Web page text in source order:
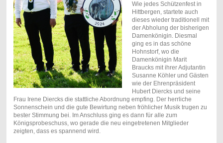
Wie jedes Schützenfest in
Hittbergen, startete auch
dieses wieder traditionell mit
der Abholung der bisherigen
Damenkönigin. Diesmal
ging es in das schöne
Hohnstorf, wo die
Damenkönigin Marit
Braucks mit ihrer Adjutantin
Susanne Köhler und Gästen
wie der Ehrenpräsident
Hubert Diercks und seine
Frau Irene Diercks die stattliche Abordnung empfing. Der herrliche
Sonnenschein und die gute Bewirtung neben fröhlicher Musik trugen zu
bester Stimmung bei. Im Anschluss ging es dann für alle zum
Königsprobeschuss, wo gerade die neu eingetretenen Mitglieder
zeigten, dass es spannend wird.